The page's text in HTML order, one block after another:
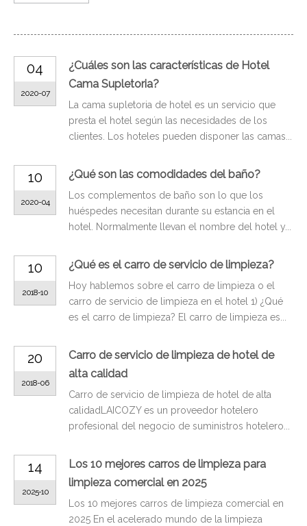
04
2020-07
¿Cuáles son las características de Hotel
Cama Supletoria?
La cama supletoria de hotel es un servicio que
presta el hotel según las necesidades de los
clientes. Los hoteles pueden disponer las camas...
10
2020-04
¿Qué son las comodidades del baño?
Los complementos de baño son lo que los
huéspedes necesitan durante su estancia en el
hotel. Normalmente llevan el nombre del hotel y...
10
2018-10
¿Qué es el carro de servicio de limpieza?
Hoy hablemos sobre el carro de limpieza o el
carro de servicio de limpieza en el hotel 1) ¿Qué
es el carro de limpieza? El carro de limpieza es...
20
2018-06
Carro de servicio de limpieza de hotel de
alta calidad
Carro de servicio de limpieza de hotel de alta
calidadLAICOZY es un proveedor hotelero
profesional del negocio de suministros hotelero...
14
2025-10
Los 10 mejores carros de limpieza para
limpieza comercial en 2025
Los 10 mejores carros de limpieza comercial en
2025 En el acelerado mundo de la limpieza